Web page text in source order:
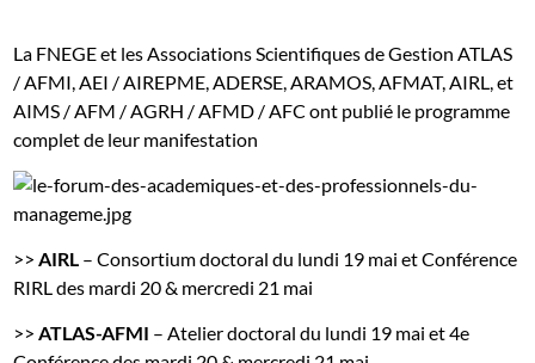
La FNEGE et les Associations Scientifiques de Gestion ATLAS
/ AFMI, AEI / AIREPME, ADERSE, ARAMOS, AFMAT, AIRL, et
AIMS / AFM / AGRH / AFMD / AFC ont publié le programme
complet de leur manifestation
>>AIRL – Consortium doctoral du lundi 19 mai et Conférence
RIRL des mardi 20 & mercredi 21 mai
>>ATLAS-AFMI – Atelier doctoral du lundi 19 mai et 4e